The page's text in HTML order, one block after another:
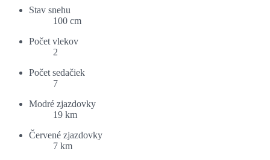
Stav snehu
100 cm
Počet vlekov
2
Počet sedačiek
7
Modré zjazdovky
19 km
Červené zjazdovky
7 km